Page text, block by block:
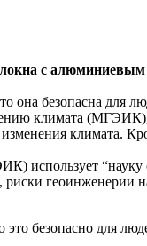
с
она безопасна для
климата
климата.
“науку
геоинженерии
это безопасно для